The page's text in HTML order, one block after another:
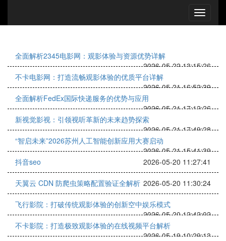
全面解析2345电影网：观影体验与资源优势详解
2026-05-22 13:15:26
不卡电影网：打造流畅观影体验的优质平台详解
2026-05-21 16:52:39
全面解析FedEx国际快递服务的优势与应用
2026-05-21 17:12:26
新视觉影视：引领视听革新的未来趋势探索
2026-05-21 17:49:28
“智启未来”2026苏州人工智能创新应用大赛启动
2026-05-21 15:41:39
抖音seo
2026-05-20 11:27:41
天翼云 CDN 防爬虫策略配置验证全解析 2026-05-20 11:30:24
飞行影院：打破传统观影体验的创新空中娱乐模式
2026-05-20 12:42:02
不卡影院：打造极致观影体验的在线视频平台解析
2026-05-19 10:29:13